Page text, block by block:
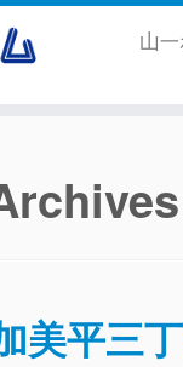
山
美平三